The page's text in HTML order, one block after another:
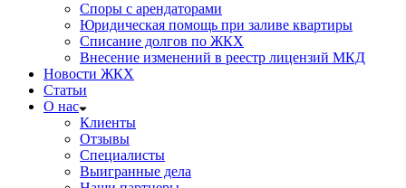
Споры с арендаторами
Юридическая помощь при заливе квартиры
Списание долгов по ЖКХ
Внесение изменений в реестр лицензий МКД
Новости ЖКХ
Статьи
О нас
Клиенты
Отзывы
Специалисты
Выигранные дела